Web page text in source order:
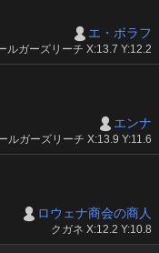
エ・ボラフ
ルガーズリーチ X:13.7 Y:12.2
エンナ
ルガーズリーチ X:13.9 Y:11.6
ロウェナ商会の商人
クガネ X:12.2 Y:10.8